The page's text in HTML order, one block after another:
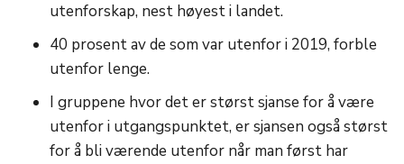
utenforskap, nest høyest i landet.
40 prosent av de som var utenfor i 2019, forble
utenfor lenge.
I gruppene hvor det er størst sjanse for å være
utenfor i utgangspunktet, er sjansen også størst
for å bli værende utenfor når man først har